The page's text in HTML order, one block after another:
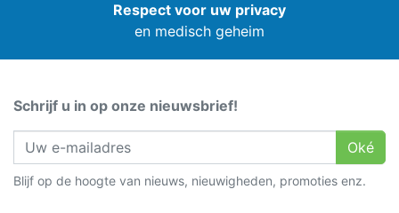
Respect voor uw privacy
en medisch geheim
Schrijf u in op onze nieuwsbrief!
Oké
Blijf op de hoogte van nieuws, nieuwigheden, promoties enz.